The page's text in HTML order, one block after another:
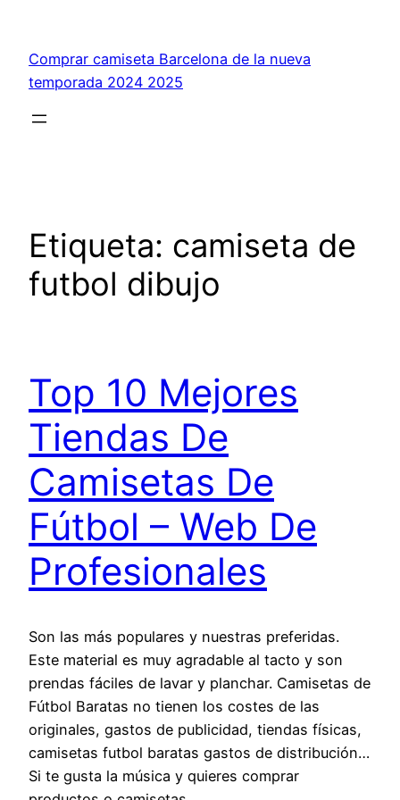
contenido
Comprar camiseta Barcelona de la nueva
temporada 2024 2025
Etiqueta: camiseta de
futbol dibujo
Top 10 Mejores
Tiendas De
Camisetas De
Fútbol – Web De
Profesionales
Son las más populares y nuestras preferidas.
Este material es muy agradable al tacto y son
prendas fáciles de lavar y planchar. Camisetas de
Fútbol Baratas no tienen los costes de las
originales, gastos de publicidad, tiendas físicas,
camisetas futbol baratas gastos de distribución…
Si te gusta la música y quieres comprar